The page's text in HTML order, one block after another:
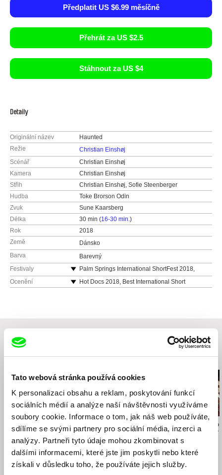
Tato webová stránka používá cookies
K personalizaci obsahu a reklam, poskytování funkcí
sociálních médií a analýze naší návštěvnosti využíváme
soubory cookie. Informace o tom, jak náš web používáte,
sdílíme se svými partnery pro sociální média, inzerci a
analýzy. Partneři tyto údaje mohou zkombinovat s
dalšími informacemi, které jste jim poskytli nebo které
získali v důsledku toho, že používáte jejich služby.
Předplatit US $6.99 měsíčně
Přehrát za US $2.5
Stáhnout za US $4
Detaily
Originální název
Haunted
Režie
Christian Einshøj
Scénář
Christian Einshøj
Kamera
Christian Einshøj
Střih
Christian Einshøj, Sofie Steenberger
Hudba
Toke Brorson Odin
Zvuk
Sune Kaarsberg
Délka
30 min (16-30 min.)
Rok
2018
Země
Dánsko
Barva
Barevný
Festivaly
Palm Springs International ShortFest 2018,
United States
Kinemastik International Short Film Festival
Odense International Film Festival 2018,
Nordisk Panorama Film Festival 2018, Sweden
Indie Cork Film Festival 2018, Ireland
Uppsala International Short Film Festival 2018,
Sweden
Louis International Film Festival 2018, United
SHORTZ 2018, Serbia
Kino Pavasaris Vilnius Film Festival 2019,
Lithuania
Aspen ShortsFest 2019, United States
Ocenění
Hot Docs 2018, Best International Short
Spain, Amalgama Section – Best Film
Související filmy (20)
Osm milimetrů rodiny Pásla kone na betóne
Rocco Di Mento
Chyba lásky